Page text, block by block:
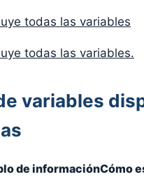
enviar correos
catequesis
todas las variables
todas las variables.
variables
de informaciónCómo